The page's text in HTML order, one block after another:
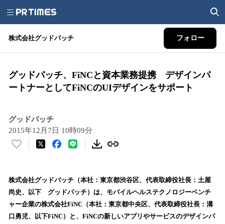
株式会社グッドパッチ フォロー
グッドパッチ、FiNCと資本業務提携 デザインパ
ートナーとしてFiNCのUIデザインをサポート
グッドパッチ
2015年12月7日 10時09分
い
！
数
を
読
株式会社グッドパッチ（本社：東京都渋谷区、代表取締役社長：土屋
尚史、以下 グッドパッチ）は、モバイルヘルステクノロジーベンチ
ャー企業の株式会社FiNC（本社：東京都中央区、代表取締役社長：溝
口勇児、以下FiNC）と、FiNCの新しいアプリやサービスのデザインパ